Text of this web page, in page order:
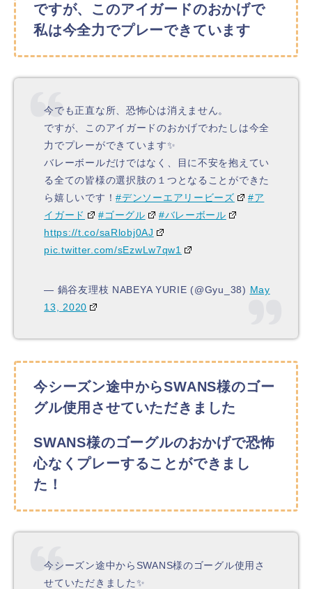
ですが、このアイガードのおかげで
私は今全力でプレーできています
今でも正直な所、恐怖心は消えません。
ですが、このアイガードのおかげでわたしは今全
力でプレーができています✨
バレーボールだけではなく、目に不安を抱えてい
る全ての皆様の選択肢の１つとなることができた
ら嬉しいです！#デンソーエアリービーズ
#ア
イガード
#ゴーグル
#バレーボール
https://t.co/saRlobj0AJ
pic.twitter.com/sEzwLw7qw1
— 鍋谷友理枝 NABEYA YURIE (@Gyu_38) May
13, 2020
今シーズン途中からSWANS様のゴー
グル使用させていただきました
SWANS様のゴーグルのおかげで恐怖
心なくプレーすることができまし
た！
今シーズン途中からSWANS様のゴーグル使用さ
せていただきました✨